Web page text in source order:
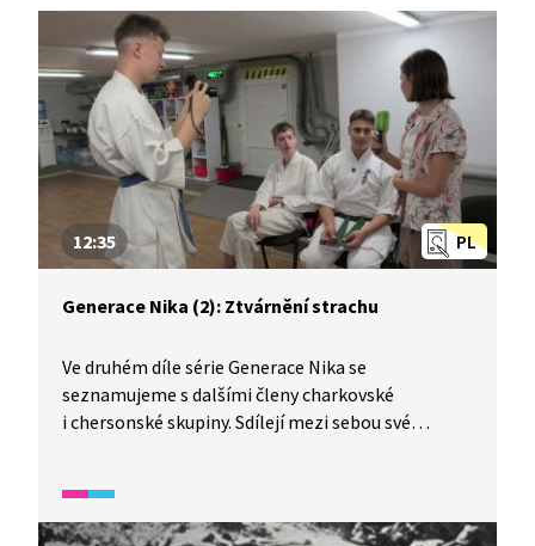
pohled na odolnost a nezdolnost přírody.
PL
12:35
Generace Nika (2): Ztvárnění strachu
Ve druhém díle série Generace Nika se
seznamujeme s dalšími členy charkovské
i chersonské skupiny. Sdílejí mezi sebou své
zasahují i do natáčení, děti se schovávají v krytu
a natáčí tam část filmu jako horor. Na cestě